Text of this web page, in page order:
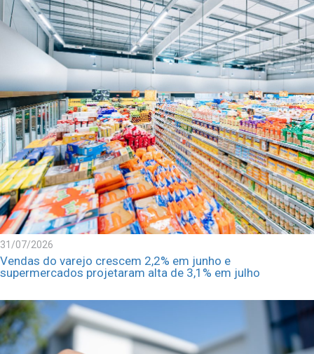
31/07/2026
Vendas do varejo crescem 2,2% em junho e
supermercados projetaram alta de 3,1% em julho